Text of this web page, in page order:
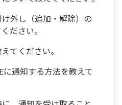
け外し（追加・解除）の
ださい。
てください。
に通知する方法を教えて